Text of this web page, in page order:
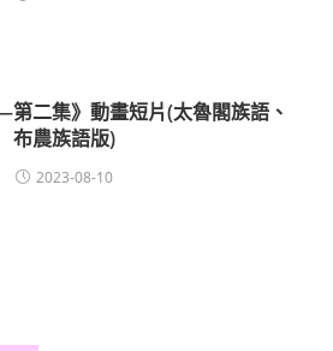
第二集》動畫短片(太魯閣族語、
布農族語版)
2023-08-10